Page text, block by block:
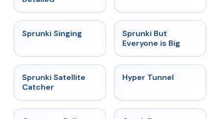
★
Sprunki Singing
Sprunki But
Everyone is Big
★ 4.4
Sprunki Satellite
Catcher
Hyper Tunnel